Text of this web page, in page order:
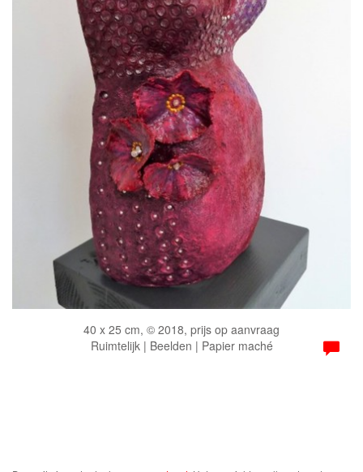
40 x 25 cm, © 2018, prijs op aanvraag
Ruimtelijk | Beelden | Papier maché